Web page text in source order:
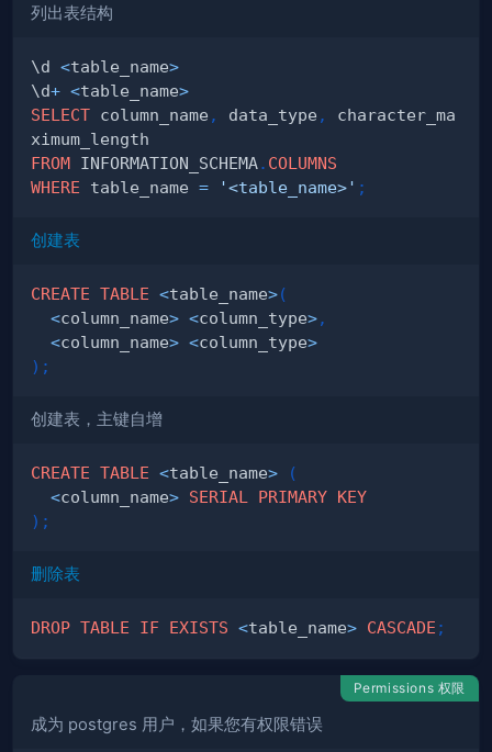
列出表结构
\d <table_name>
\d+ <table_name>
SELECT column_name , data_type ,
character_ma
FROM INFORMATION_SCHEMA. COLUMNS
WHERE table_name = '<table_name>' ;
创建表
CREATE TABLE <table_name>(
<column_name> <column_type>,
<column_name> <column_type>
) ;
创建表，主键自增
CREATE TABLE <table_name>
(
<column_name> SERIAL PRIMARY KEY
) ;
删除表
DROP TABLE IF EXISTS <table_name> CASCADE ;
Permissions 权限
成为 postgres 用户，如果您有权限错误